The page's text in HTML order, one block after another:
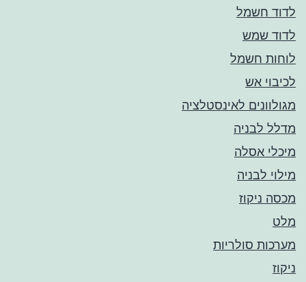
לדוד חשמל
לדוד שמש
לוחות חשמל
לכיבוי אש
מגולוונים לאינסטלציה
מדלל לבניה
מיכלי אסלה
מילוי לבניה
מכסה ניקוז
מלט
מערכות סולריות
ניקוז